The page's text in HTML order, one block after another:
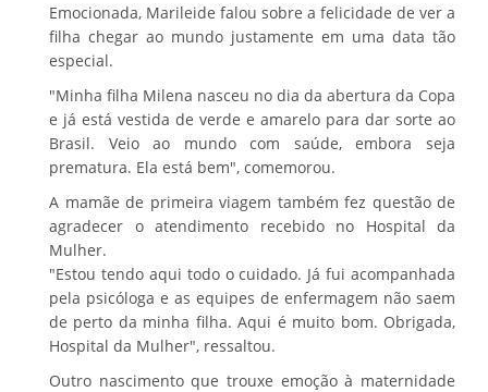
Emocionada, Marileide falou sobre a felicidade de ver a
filha chegar ao mundo justamente em uma data tão
especial.
"Minha filha Milena nasceu no dia da abertura da Copa
e já está vestida de verde e amarelo para dar sorte ao
Brasil. Veio ao mundo com saúde, embora seja
prematura. Ela está bem", comemorou.
A mamãe de primeira viagem também fez questão de
agradecer o atendimento recebido no Hospital da
Mulher.
"Estou tendo aqui todo o cuidado. Já fui acompanhada
pela psicóloga e as equipes de enfermagem não saem
de perto da minha filha. Aqui é muito bom. Obrigada,
Hospital da Mulher", ressaltou.
Outro nascimento que trouxe emoção à maternidade